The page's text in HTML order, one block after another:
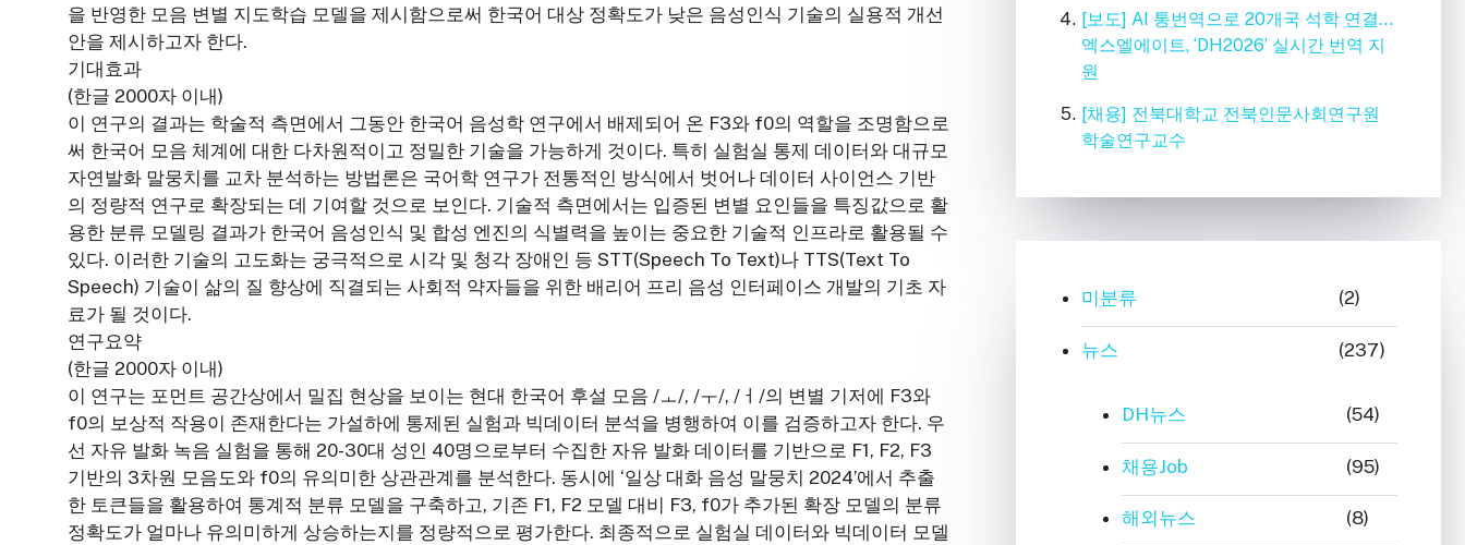
을 반영한 모음 변별 지도학습 모델을 제시함으로써 한국어 대상 정확도가 낮은 음성인식 기술의 실용적 개선
안을 제시하고자 한다.
기대효과
(한글 2000자 이내)
이 연구의 결과는 학술적 측면에서 그동안 한국어 음성학 연구에서 배제되어 온 F3와 f0의 역할을 조명함으로
써 한국어 모음 체계에 대한 다차원적이고 정밀한 기술을 가능하게 것이다. 특히 실험실 통제 데이터와 대규모
자연발화 말뭉치를 교차 분석하는 방법론은 국어학 연구가 전통적인 방식에서 벗어나 데이터 사이언스 기반
의 정량적 연구로 확장되는 데 기여할 것으로 보인다. 기술적 측면에서는 입증된 변별 요인들을 특징값으로 활
용한 분류 모델링 결과가 한국어 음성인식 및 합성 엔진의 식별력을 높이는 중요한 기술적 인프라로 활용될 수
있다. 이러한 기술의 고도화는 궁극적으로 시각 및 청각 장애인 등 STT(Speech To Text)나 TTS(Text To
Speech) 기술이 삶의 질 향상에 직결되는 사회적 약자들을 위한 배리어 프리 음성 인터페이스 개발의 기초 자
료가 될 것이다.
연구요약
(한글 2000자 이내)
이 연구는 포먼트 공간상에서 밀집 현상을 보이는 현대 한국어 후설 모음 /ㅗ/, /ㅜ/, /ㅓ/의 변별 기저에 F3와
f0의 보상적 작용이 존재한다는 가설하에 통제된 실험과 빅데이터 분석을 병행하여 이를 검증하고자 한다. 우
선 자유 발화 녹음 실험을 통해 20-30대 성인 40명으로부터 수집한 자유 발화 데이터를 기반으로 F1, F2, F3
기반의 3차원 모음도와 f0의 유의미한 상관관계를 분석한다. 동시에 ‘일상 대화 음성 말뭉치 2024’에서 추출
한 토큰들을 활용하여 통계적 분류 모델을 구축하고, 기존 F1, F2 모델 대비 F3, f0가 추가된 확장 모델의 분류
정확도가 얼마나 유의미하게 상승하는지를 정량적으로 평가한다. 최종적으로 실험실 데이터와 빅데이터 모델
[보도] AI 통번역으로 20개국 석학 연결…
엑스엘에이트, ‘DH2026’ 실시간 번역 지
원
[채용] 전북대학교 전북인문사회연구원
학술연구교수
미분류 (2)
뉴스 (237)
DH뉴스 (54)
채용Job (95)
해외뉴스 (8)